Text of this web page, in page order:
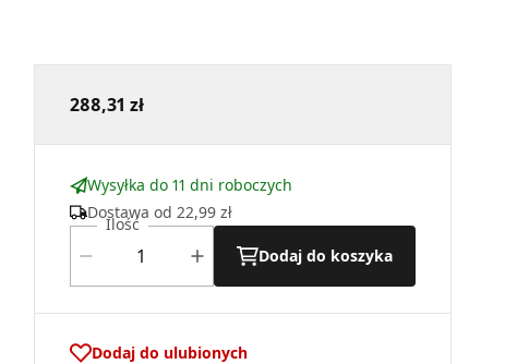
288,31 zł
Wysyłka do 11 dni roboczych
Dostawa od 22,99 zł
Ilość
Dodaj do koszyka
Dodaj do ulubionych